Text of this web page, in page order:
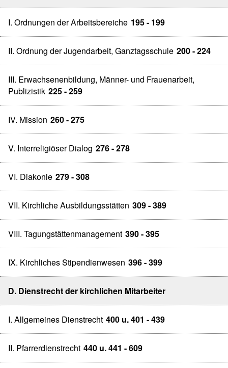
I. Ordnungen der Arbeitsbereiche 195 - 199
II. Ordnung der Jugendarbeit, Ganztagsschule 200 - 224
III. Erwachsenenbildung, Männer- und Frauenarbeit,
Publizistik 225 - 259
IV. Mission 260 - 275
V. Interreligiöser Dialog 276 - 278
VI. Diakonie 279 - 308
VII. Kirchliche Ausbildungsstätten 309 - 389
VIII. Tagungstättenmanagement 390 - 395
IX. Kirchliches Stipendienwesen 396 - 399
D. Dienstrecht der kirchlichen Mitarbeiter
I. Allgemeines Dienstrecht 400 u. 401 - 439
II. Pfarrerdienstrecht 440 u. 441 - 609